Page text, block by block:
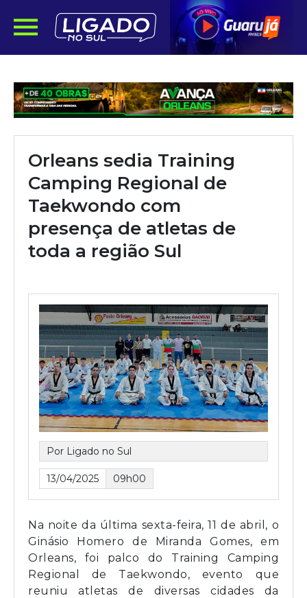
Orleans sedia Training
Camping Regional de
Taekwondo com
presença de atletas de
toda a região Sul
Por Ligado no Sul
13/04/2025 09h00
Na noite da última sexta-feira, 11 de abril, o
Ginásio Homero de Miranda Gomes, em
Orleans, foi palco do Training Camping
Regional de Taekwondo, evento que
reuniu atletas de diversas cidades da